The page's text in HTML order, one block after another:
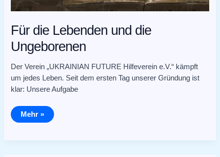
Für die Lebenden und die
Ungeborenen
Der Verein „UKRAINIAN FUTURE Hilfeverein e.V.“ kämpft
um jedes Leben. Seit dem ersten Tag unserer Gründung ist
klar: Unsere Aufgabe
Mehr »